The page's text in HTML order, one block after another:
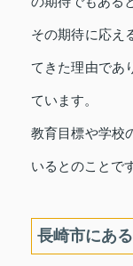
その期待に応え
てきた理由であ
ています。
教育目標や学校
いるとのことで
長崎市にあ